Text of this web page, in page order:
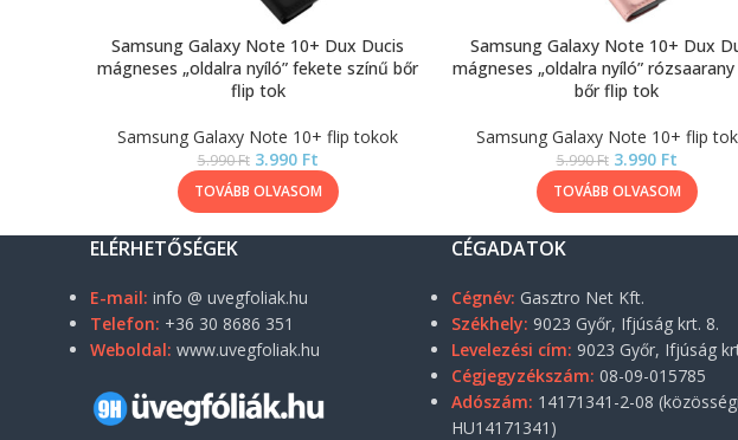
Samsung Galaxy Note 10+ Dux Ducis
mágneses „oldalra nyíló” fekete színű bőr
flip tok
Samsung Galaxy Note 10+ flip tokok
5.990Ft 3.990 Ft
TOVÁBB OLVASOM
Samsung Galaxy Note 10+ Dux
mágneses „oldalra nyíló”
bőr flip tok
Samsung Galaxy Note 10+ flip
5.990Ft 3.990 Ft
TOVÁBB OLVASOM
ELÉRHETŐSÉGEK
E-mail: info @ uvegfoliak.hu
Telefon: +36 30 8686 351
Weboldal: www.uvegfoliak.hu
CÉGADATOK
Cégnév: Gasztro Net Kft.
Székhely: 9023 Győr, Ifjúság krt. 8.
Levelezési cím: 9023 Győr, Ifjúság
Cégjegyzékszám: 08-09-015785
Adószám: 14171341-2-08
HU14171341)